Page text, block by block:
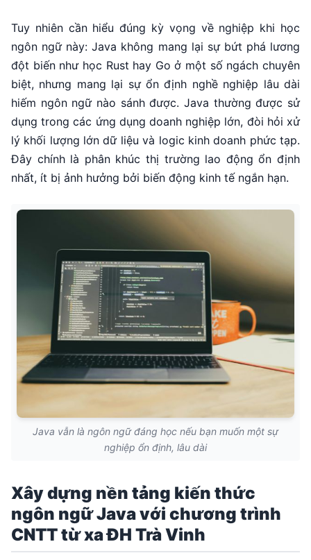
Tuy nhiên cần hiểu đúng kỳ vọng về nghiệp khi học
ngôn ngữ này: Java không mang lại sự bứt phá lương
đột biến như học Rust hay Go ở một số ngách chuyên
biệt, nhưng mang lại sự ổn định nghề nghiệp lâu dài
hiếm ngôn ngữ nào sánh được. Java thường được sử
dụng trong các ứng dụng doanh nghiệp lớn, đòi hỏi xử
lý khối lượng lớn dữ liệu và logic kinh doanh phức tạp.
Đây chính là phân khúc thị trường lao động ổn định
nhất, ít bị ảnh hưởng bởi biến động kinh tế ngắn hạn.
Java vẫn là ngôn ngữ đáng học nếu bạn muốn một sự
nghiệp ổn định, lâu dài
Xây dựng nền tảng kiến thức
ngôn ngữ Java với chương trình
CNTT từ xa ĐH Trà Vinh